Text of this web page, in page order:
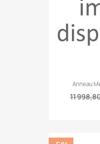
Anneau
11